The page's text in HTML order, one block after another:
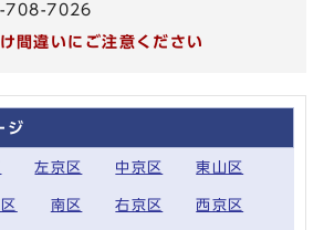
708-7026
間違いにご注意ください
ジ
左京区 中京区 東山区
南区 右京区 西京区